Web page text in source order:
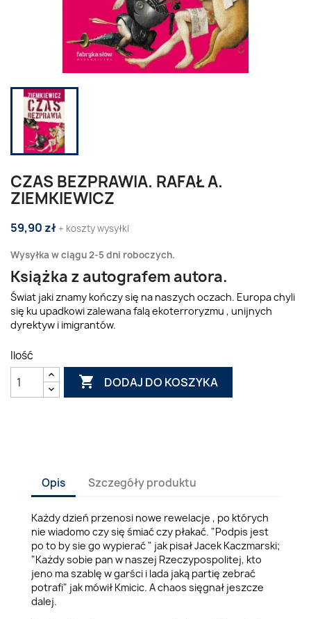
CZAS BEZPRAWIA. RAFAŁ A.
ZIEMKIEWICZ
59,90 zł + koszty wysyłki
Wysyłka w ciągu 2-5 dni roboczych.
Książka z autografem autora.
Świat jaki znamy kończy się na naszych oczach. Europa chyli
się ku upadkowi zalewana falą ekoterroryzmu , unijnych
dyrektyw i imigrantów.
Ilość
 DODAJ DO KOSZYKA
Opis Szczegóły produktu
Każdy dzień przenosi nowe rewelacje , po których
nie wiadomo czy się śmiać czy płakać. "Podpis jest
po to by sie go wypierać " jak pisał Jacek Kaczmarski;
"Każdy sobie pan w naszej Rzeczypospolitej, kto
jeno ma szablę w garści i lada jaką partię zebrać
potrafi" jak mówił Kmicic. A chaos sięgnał jeszcze
dalej.